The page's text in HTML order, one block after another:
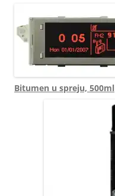
Bitumen u spreju, 500ml